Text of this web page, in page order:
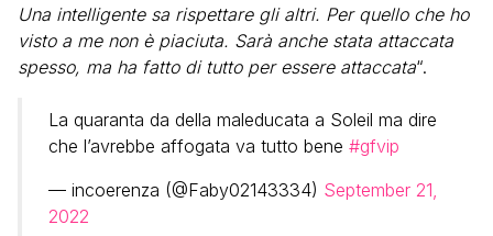
Una intelligente sa rispettare gli altri. Per quello che ho
visto a me non è piaciuta. Sarà anche stata attaccata
spesso, ma ha fatto di tutto per essere attaccata“.
La quaranta da della maleducata a Soleil ma dire
che l’avrebbe affogata va tutto bene #gfvip
— incoerenza (@Faby02143334) September 21,
2022